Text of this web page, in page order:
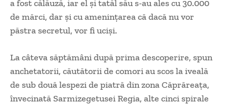
a fost călăuză, iar el şi tatăl său s-au ales cu 30.000
de mărci, dar şi cu ameninţarea că dacă nu vor
păstra secretul, vor fi ucişi.
La câteva săptămâni după prima descoperire, spun
anchetatorii, căutătorii de comori au scos la iveală
de sub două lespezi de piatră din zona Căprăreaţa,
învecinată Sarmizegetusei Regia, alte cinci spirale